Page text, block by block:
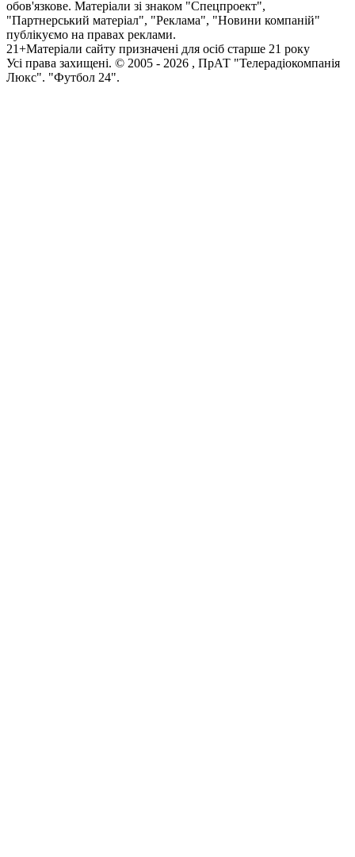
обов'язкове. Матеріали зі знаком "Спецпроект",
"Партнерський матеріал", "Реклама", "Новини компаній"
публікуємо на правах реклами.
21+Матеріали сайту призначені для осіб старше 21 року
Усi права захищенi. © 2005 - 2026 , ПрАТ "Телерадіокомпанія
Люкс". "Футбол 24".